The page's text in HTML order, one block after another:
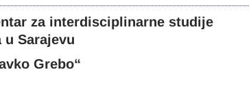
za interdisciplinarne studije
u Sarajevu
Grebo“